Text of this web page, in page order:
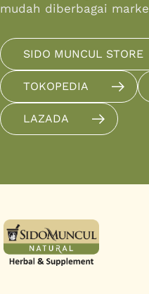
mudah diberbagai
SIDO MUNCUL STORE
TOKOPEDIA
LAZADA